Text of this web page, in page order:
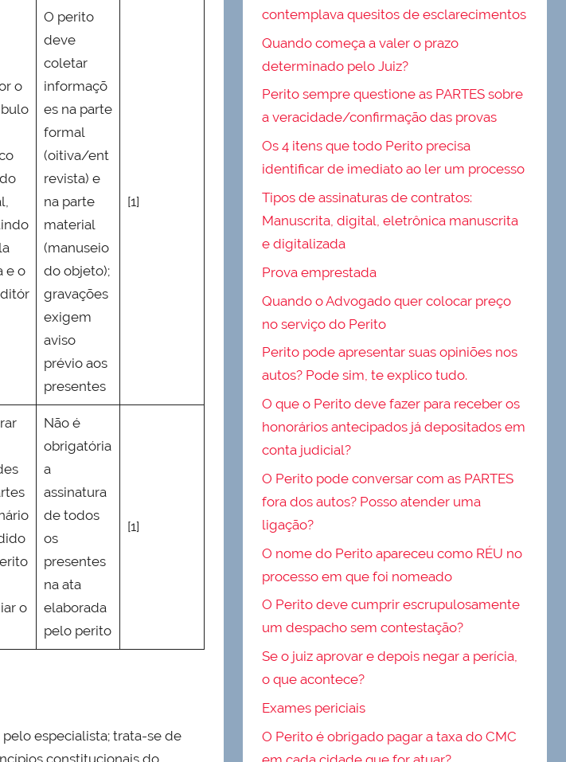
o
e o
O perito
deve
coletar
informaçõ
es na parte
formal
(oitiva/ent
revista) e
na parte
material
(manuseio
do objeto);
gravações
exigem
aviso
prévio aos
presentes
[1]
o
Não é
obrigatória
a
assinatura
de todos
os
presentes
na ata
elaborada
pelo perito
[1]
especialista; trata-se de
contemplava quesitos de esclarecimentos
Quando começa a valer o prazo
determinado pelo Juiz?
Perito sempre questione as PARTES sobre
a veracidade/confirmação das provas
Os 4 itens que todo Perito precisa
identificar de imediato ao ler um processo
Tipos de assinaturas de contratos:
Manuscrita, digital, eletrônica manuscrita
e digitalizada
Prova emprestada
Quando o Advogado quer colocar preço
no serviço do Perito
Perito pode apresentar suas opiniões nos
autos? Pode sim, te explico tudo.
O que o Perito deve fazer para receber os
honorários antecipados já depositados em
conta judicial?
O Perito pode conversar com as PARTES
fora dos autos? Posso atender uma
ligação?
O nome do Perito apareceu como RÉU no
processo em que foi nomeado
O Perito deve cumprir escrupulosamente
um despacho sem contestação?
Se o juiz aprovar e depois negar a perícia,
o que acontece?
Exames periciais
O Perito é obrigado pagar a taxa do CMC